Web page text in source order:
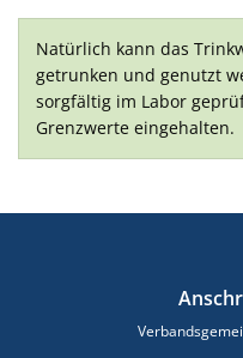
Natürlich kann das
getrunken und genutzt
sorgfältig im Labor
Grenzwerte eingehalten.